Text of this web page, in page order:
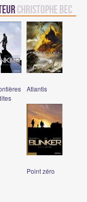
Christophe Bec
Atlantis
Point zéro